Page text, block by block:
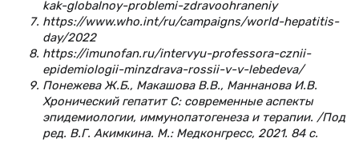
kak-globalnoy-problemi-zdravoohraneniy
https://www.who.int/ru/campaigns/world-hepatitis-
day/2022
https://imunofan.ru/intervyu-professora-cznii-
epidemiologii-minzdrava-rossii-v-v-lebedeva/
Понежева Ж.Б., Макашова В.В., Маннанова И.В.
Хронический гепатит С: современные аспекты
эпидемиологии, иммунопатогенеза и терапии. /Под
ред. В.Г. Акимкина. М.: Медконгресс, 2021. 84 с.